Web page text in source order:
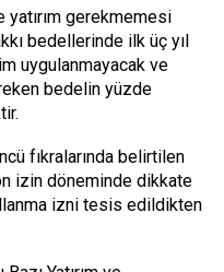
yatırım gerekmemesi
bedellerinde ilk üç yıl
uygulanmayacak ve
bedelin yüzde
fıkralarında belirtilen
izin döneminde dikkate
izni tesis edildikten